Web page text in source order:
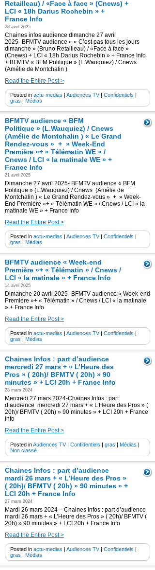
Retailleau) / «Face à face » (Cnews) +
LCI « 18h Darius Rochebin » +
France Info
28 avril 2025
Chaines infos audience dimanche 27 avril
2025- BFMTV audience « « C’est pas tous les jours
dimanche » (Bruno Retailleau) / «Face à face »
(Cnews) + LCI « 18h Darius Rochebin » + France Info
+ BFMTV « BFM Politique » (L.Wauquiez) / Cnews
(Amélie de Montchalin )
Read the Entire Post >
Posted in actu-medias | Audiences TV| Confidentiels |
gras | Médias
BFMTV audience « BFM
Politique » (L.Wauquiez) / Cnews
(Amélie de Montchalin ) « Le Grand
Rendez-vous » + » Week-End
Première »+ « Télématin WE » /
Cnews / LCI « la matinale WE » +
France Info
21 avril 2025
Dimanche 27 avril 2025- BFMTV audience « BFM
Politique » (L.Wauquiez) / Cnews (Amélie de
Montchalin ) « Le Grand Rendez-vous » + » Week-
End Première »+ « Télématin WE » / Cnews / LCI « la
matinale WE » + France Info
Read the Entire Post >
Posted in actu-medias | Audiences TV| Confidentiels |
gras | Médias
BFMTV audience « Week-end
Première »+ « Télématin » / Cnews /
LCI « la matinale » + France Info
14 avril 2025
Dimanche 20 avril 2025 -BFMTV audience « Week-end
Première »+ « Télématin » / Cnews / LCI « la matinale
» + France Info
Read the Entire Post >
Posted in actu-medias | Audiences TV| Confidentiels |
gras | Médias
Chaines Infos : part d’audience
mercredi 27 mars + « L’Heure des
Pros » ( 20h)/ BFMTV ( 20h) » 90
minutes » + LCI 20h + France Info
28 mars 2024
Mercredi 27 mars 2024-Chaines Infos : part
d’audience mercredi 27 mars + « L’Heure des Pros » (
20h)/ BFMTV ( 20h) » 90 minutes » + LCI 20h + France
Info
Read the Entire Post >
Posted inAudiences TV| Confidentiels | gras | Médias |
Non classé
Chaines Infos : part d’audience
mardi 26 mars + « L’Heure des Pros »
( 20h)/ BFMTV ( 20h) » 90 minutes » +
LCI 20h + France Info
27 mars 2024
Mardi 26 mars 2024 – Chaines Infos : part d’audience
mardi 26 mars + « L’Heure des Pros » ( 20h)/ BFMTV (
20h) » 90 minutes » + LCI 20h + France Info
Read the Entire Post >
Posted in actu-medias | Audiences TV| Confidentiels |
gras | Médias